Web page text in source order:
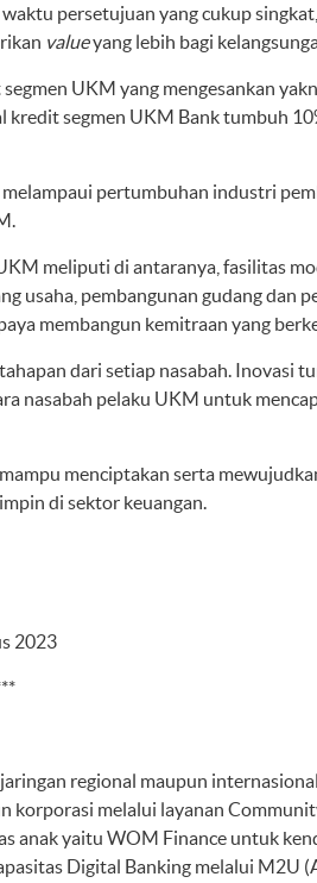
persetujuan yang cukup
valueyang lebih bagi
UKM yang mengesankan
segmen UKM Bank tumbuh
pertumbuhan industri
meliputi di antaranya, fasilitas
usaha, pembangunan gudang dan
membangun kemitraan yang
dari setiap nasabah. Inovasi
nasabah pelaku UKM untuk
menciptakan serta
di sektor keuangan.
2023
regional maupun
melalui layanan
yaitu WOM Finance untuk
Digital Banking melalui M2U